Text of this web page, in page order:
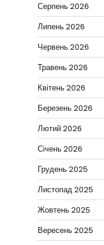
Серпень 2026
Липень 2026
Червень 2026
Травень 2026
Квітень 2026
Березень 2026
Лютий 2026
Січень 2026
Грудень 2025
Листопад 2025
Жовтень 2025
Вересень 2025